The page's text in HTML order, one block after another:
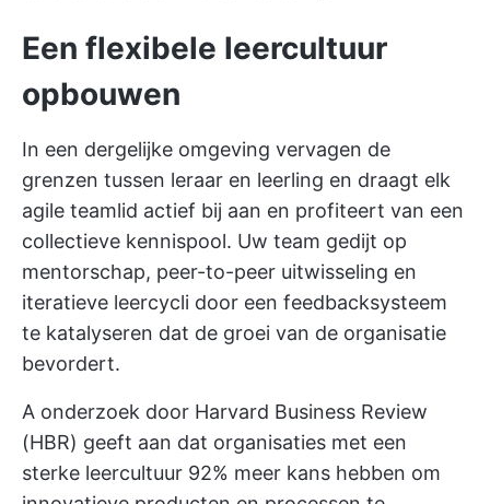
Een flexibele leercultuur
opbouwen
In een dergelijke omgeving vervagen de
grenzen tussen leraar en leerling en draagt elk
agile teamlid actief bij aan en profiteert van een
collectieve kennispool. Uw team gedijt op
mentorschap, peer-to-peer uitwisseling en
iteratieve leercycli door een feedbacksysteem
te katalyseren dat de groei van de organisatie
bevordert.
A onderzoek door Harvard Business Review
(HBR) geeft aan dat organisaties met een
sterke leercultuur 92% meer kans hebben om